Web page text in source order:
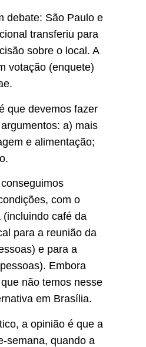
debate: São Paulo e
transferiu para
sobre o local. A
votação (enquete)
que devemos fazer
a) mais
e alimentação;
com o
café da
para a reunião da
e para a
Embora
não temos nesse
em Brasília.
a opinião é que a
semana, quando a